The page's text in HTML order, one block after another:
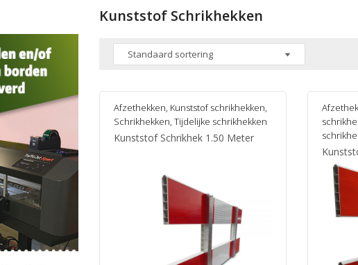
Kunststof Schrikhekken
Afzethekken, Kunststof schrikhekken,
Schrikhekken, Tijdelijke schrikhekken
Kunststof Schrikhek 1.50 Meter